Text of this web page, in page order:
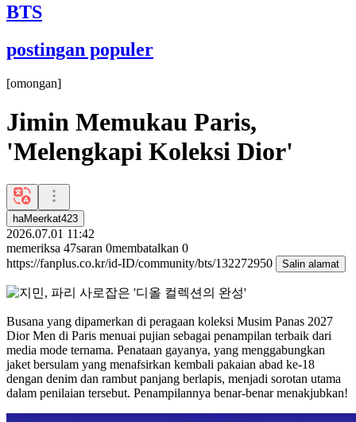
BTS
postingan populer
[omongan]
Jimin Memukau Paris,
'Melengkapi Koleksi Dior'
haMeerkat423
2026.07.01 11:42
memeriksa 47saran 0membatalkan 0
https://fanplus.co.kr/id-ID/community/bts/132272950
Salin alamat
Busana yang dipamerkan di peragaan koleksi Musim Panas 2027
Dior Men di Paris menuai pujian sebagai penampilan terbaik dari
media mode ternama. Penataan gayanya, yang menggabungkan
jaket bersulam yang menafsirkan kembali pakaian abad ke-18
dengan denim dan rambut panjang berlapis, menjadi sorotan utama
dalam penilaian tersebut. Penampilannya benar-benar menakjubkan!